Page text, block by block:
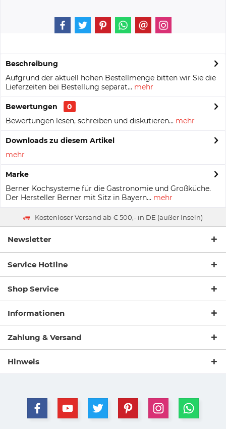
Beschreibung
Aufgrund der aktuell hohen Bestellmenge bitten wir Sie die
Lieferzeiten bei Bestellung separat... mehr
Bewertungen
0
Bewertungen lesen, schreiben und diskutieren... mehr
Downloads zu diesem Artikel
mehr
Marke
Berner Kochsysteme für die Gastronomie und Großküche.
Der Hersteller Berner mit Sitz in Bayern... mehr
Kostenloser Versand ab € 500,- in DE (außer Inseln)
Newsletter
Service Hotline
Shop Service
Informationen
Zahlung & Versand
Hinweis